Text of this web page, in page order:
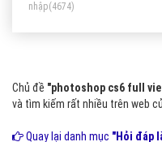
nhập(4674)
Chủ đề "photoshop cs6 full
và tìm kiếm rất nhiều trên web
Quay lại danh mục "Hỏi đáp